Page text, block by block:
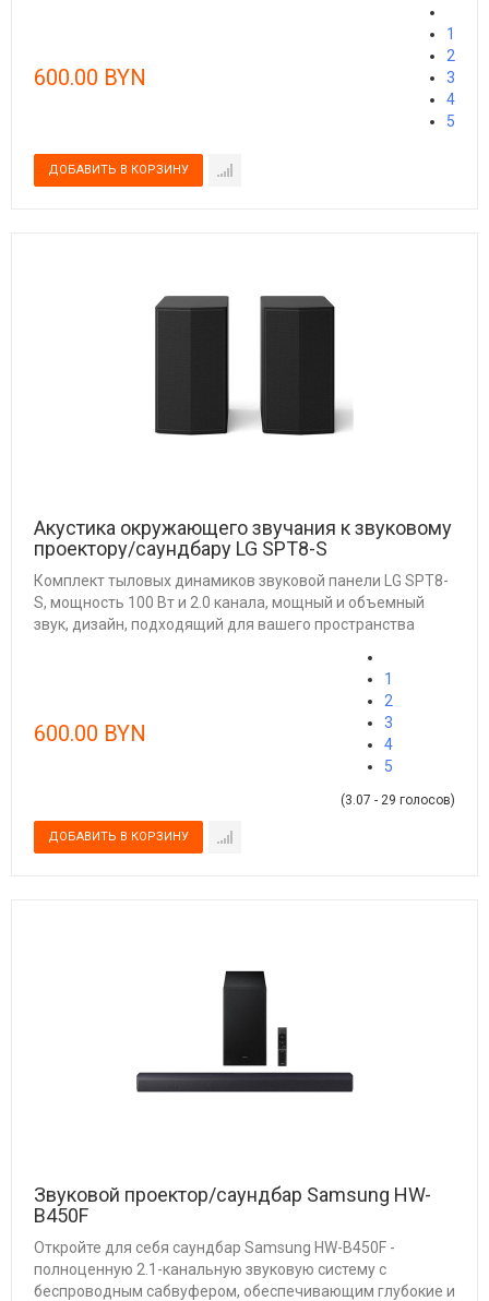
600.00 BYN
1
2
3
4
5
Акустика окружающего звучания к звуковому
проектору/саундбару LG SPT8-S
Комплект тыловых динамиков звуковой панели LG SPT8-
S, мощность 100 Вт и 2.0 канала, мощный и объемный
звук, дизайн, подходящий для вашего пространства
600.00 BYN
1
2
3
4
5
(3.07 - 29 голосов)
Звуковой проектор/саундбар Samsung HW-
B450F
Откройте для себя саундбар Samsung HW-B450F -
полноценную 2.1-канальную звуковую систему с
беспроводным сабвуфером, обеспечивающим глубокие и